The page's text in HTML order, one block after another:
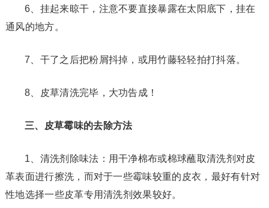
6、挂起来晾干，注意不要直接暴露在太阳底下，挂在
通风的地方。
7、干了之后把粉屑抖掉，或用竹藤轻轻拍打抖落。
8、皮草清洗完毕，大功告成！
三、皮草霉味的去除方法
1、清洗剂除味法：用干净棉布或棉球蘸取清洗剂对皮
革表面进行擦洗，而对于一些霉味较重的皮衣，最好有针对
性地选择一些皮革专用清洗剂效果较好。